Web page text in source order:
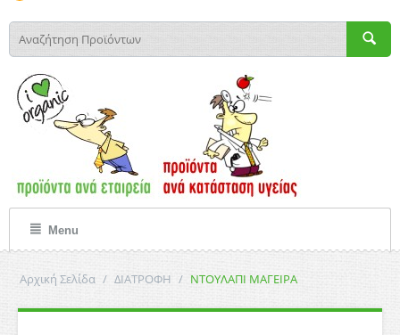
Menu
Αρχική Σελίδα / ΔΙΑΤΡΟΦΗ / ΝΤΟΥΛΑΠΙ ΜΑΓΕΙΡΑ